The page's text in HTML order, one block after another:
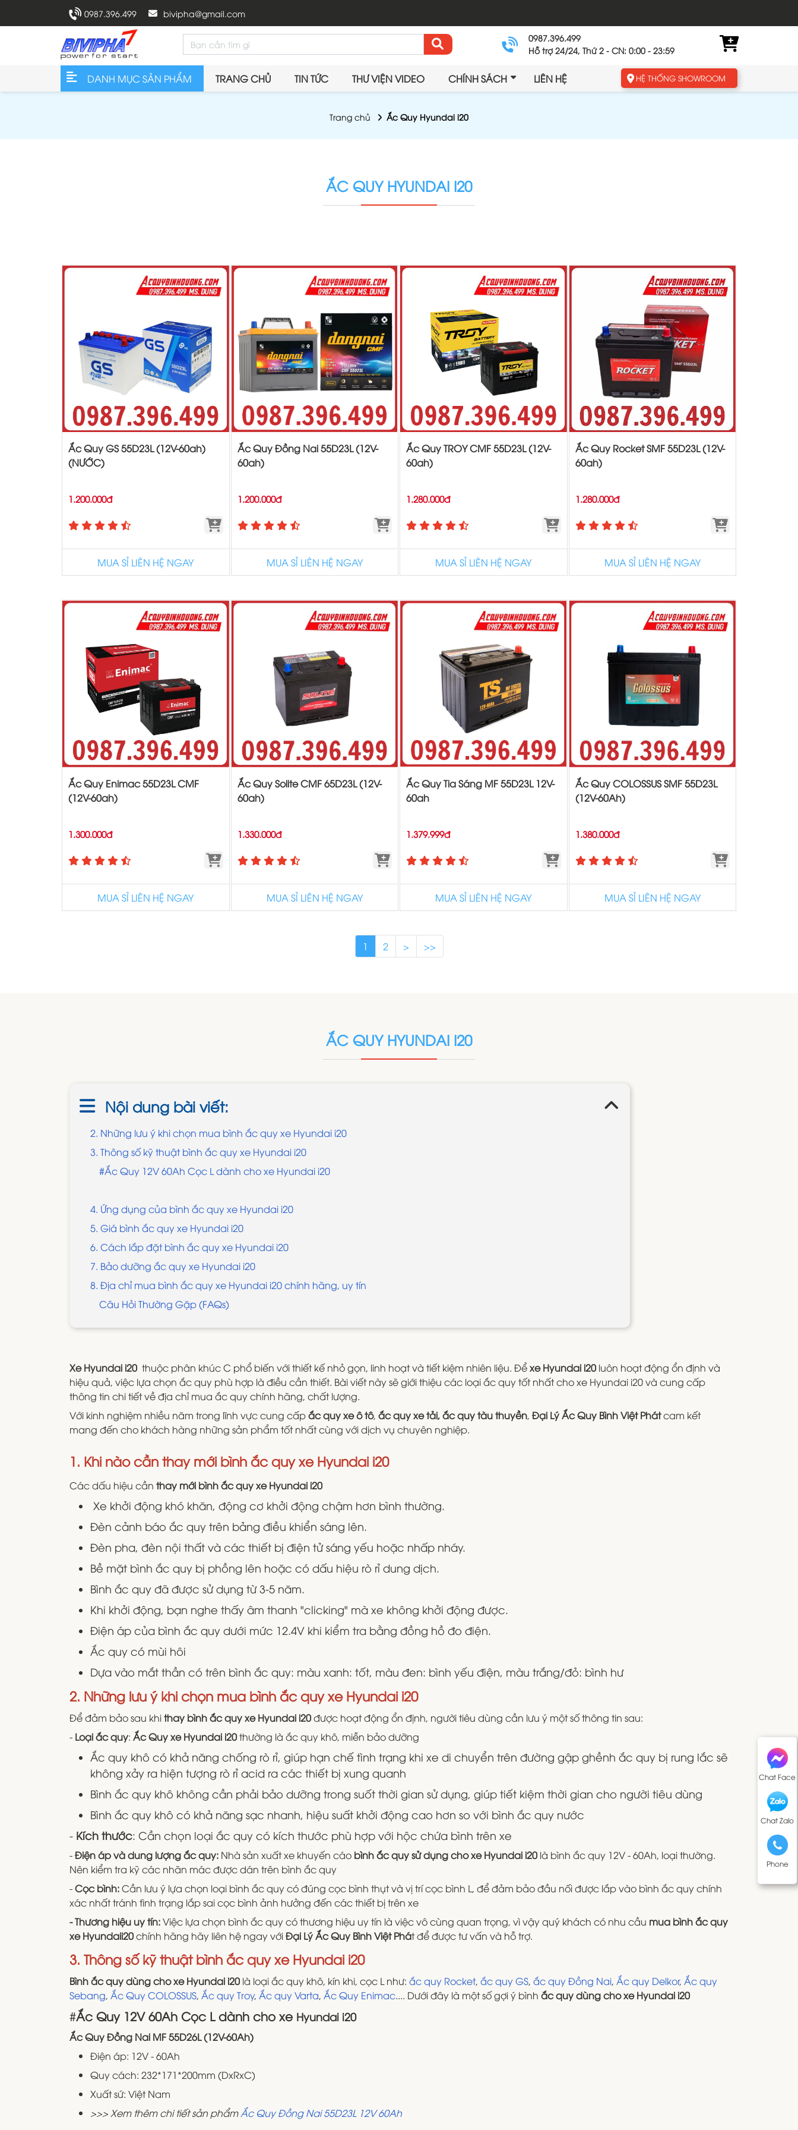
0987.396.499 bivipha@gmail.com
0987.396.499
Hỗ trợ 24/24, Thứ 2 - CN: 0:00 - 23:59
DANH MỤC SẢN PHẨM TRANG CHỦ TIN TỨC THƯ VIỆN VIDEO CHÍNH SÁCH LIÊN HỆ HỆ THỐNG SHOWROOM
Chat Face
Chat Zalo
Phone
Trang chủ Ắc Quy Hyundai i20
ẮC QUY HYUNDAI I20
Ắc Quy GS 55D23L (12V-60ah)
(NƯỚC)
1.200.000đ
MUA SỈ LIÊN HỆ NGAY
Ắc Quy Đồng Nai 55D23L (12V-
60ah)
1.200.000đ
MUA SỈ LIÊN HỆ NGAY
Ắc Quy TROY CMF 55D23L (12V-
60ah)
1.280.000đ
MUA SỈ LIÊN HỆ NGAY
Ắc Quy Rocket SMF 55D23L (12V-
60ah)
1.280.000đ
MUA SỈ LIÊN HỆ NGAY
Ắc Quy Enimac 55D23L CMF
(12V-60ah)
1.300.000đ
MUA SỈ LIÊN HỆ NGAY
Ắc Quy Solite CMF 65D23L (12V-
60ah)
1.330.000đ
MUA SỈ LIÊN HỆ NGAY
Ắc Quy Tia Sáng MF 55D23L 12V-
60ah
1.379.999đ
MUA SỈ LIÊN HỆ NGAY
Ắc Quy COLOSSUS SMF 55D23L
(12V-60Ah)
1.380.000đ
MUA SỈ LIÊN HỆ NGAY
1 2 > >>
ẮC QUY HYUNDAI I20
Nội dung bài viết:
2. Những lưu ý khi chọn mua bình ắc quy xe Hyundai i20
3. Thông số kỹ thuật bình ắc quy xe Hyundai i20
#Ắc Quy 12V 60Ah Cọc L dành cho xe Hyundai i20
4. Ứng dụng của bình ắc quy xe Hyundai i20
5. Giá bình ắc quy xe Hyundai i20
6. Cách lắp đặt bình ắc quy xe Hyundai i20
7. Bảo dưỡng ắc quy xe Hyundai i20
8. Địa chỉ mua bình ắc quy xe Hyundai i20 chính hãng, uy tín
Câu Hỏi Thường Gặp (FAQs)
Xe Hyundai i20 thuộc phân khúc C phổ biến với thiết kế nhỏ gọn, linh hoạt và tiết kiệm nhiên liệu. Đểxe Hyundai i20 luôn hoạt động ổn định và
hiệu quả, việc lựa chọn ắc quy phù hợp là điều cần thiết. Bài viết này sẽ giới thiệu các loại ắc quy tốt nhất cho xe Hyundai i20 và cung cấp
thông tin chi tiết về địa chỉ mua ắc quy chính hãng, chất lượng.
Với kinh nghiệm nhiều năm trong lĩnh vực cung cấpắc quy xe ô tô, ắc quy xe tải,ắc quy tàu thuyền, Đại Lý Ắc Quy Bình Việt Phátcam kết
mang đến cho khách hàng những sản phẩm tốt nhất cùng với dịch vụ chuyên nghiệp.
1. Khi nào cần thay mới bình ắc quy xe Hyundai i20
Các dấu hiệu cần thay mới bình ắc quy xe Hyundai i20
Xe khởi động khó khăn, động cơ khởi động chậm hơn bình thường.
Đèn cảnh báo ắc quy trên bảng điều khiển sáng lên.
Đèn pha, đèn nội thất và các thiết bị điện tử sáng yếu hoặc nhấp nháy.
Bề mặt bình ắc quy bị phồng lên hoặc có dấu hiệu rò rỉ dung dịch.
Bình ắc quy đã được sử dụng từ 3-5 năm.
Khi khởi động, bạn nghe thấy âm thanh "clicking" mà xe không khởi động được.
Điện áp của bình ắc quy dưới mức 12.4V khi kiểm tra bằng đồng hồ đo điện.
Ắc quy có mùi hôi
Dựa vào mắt thần có trên bình ắc quy: màu xanh: tốt, màu đen: bình yếu điện, màu trắng/đỏ: bình hư
2. Những lưu ý khi chọn mua bình ắc quy xe Hyundai i20
Để đảm bảo sau khithay bình ắc quy xe Hyundai i20được hoạt động ổn định, người tiêu dùng cần lưu ý một số thông tin sau:
- Loại ắc quy: Ắc Quy xe Hyundai i20thường là ắc quy khô, miễn bảo dưỡng
Ắc quy khô có khả năng chống rò rỉ, giúp hạn chế tình trạng khi xe di chuyển trên đường gập ghềnh ắc quy bị rung lắc sẽ
không xảy ra hiện tượng rò rỉ acid ra các thiết bị xung quanh
Bình ắc quy khô không cần phải bảo dưỡng trong suốt thời gian sử dụng, giúp tiết kiệm thời gian cho người tiêu dùng
Bình ắc quy khô có khả năng sạc nhanh, hiệu suất khởi động cao hơn so với bình ắc quy nước
- Kích thước: Cần chọn loại ắc quy có kích thước phù hợp với hộc chứa bình trên xe
-Điện áp và dung lượng ắc quy: Nhà sản xuất xe khuyến cáo bình ắc quy sử dụng cho xe Hyundai i20 là bình ắc quy 12V - 60Ah, loại thường.
Nên kiểm tra kỹ các nhãn mác được dán trên bình ắc quy
-Cọc bình:Cần lưu ý lựa chọn loại bình ắc quy có đúng cọc bình thụt và vị trí cọc bình L, để đảm bảo đầu nối được lắp vào bình ắc quy chính
xác nhất tránh tình trạng lắp sai cọc bình ảnh hưởng đến các thiết bị trên xe
- Thương hiệu uy tín:Việc lựa chọn bình ắc quy có thương hiệu uy tín là việc vô cùng quan trọng, vì vậy quý khách có nhu cầu mua bình ắc quy
xe Hyundaii20chính hãng hãy liên hệ ngay vớiĐại Lý Ắc Quy Bình Việt Phát để được tư vấn và hỗ trợ.
3. Thông số kỹ thuật bình ắc quy xe Hyundai i20
Bình ắc quy dùng cho xe Hyundai i20 là loại ắc quy khô, kín khi, cọc L như: ắc quy Rocket, ắc quy GS, ắc quy Đồng Nai, Ắc quy Delkor, Ắc quy
Sebang, Ắc Quy COLOSSUS, Ắc quy Troy, Ắc quy Varta, Ắc Quy Enimac.... Dưới đây là một số gợi ý bình ắc quy dùng cho xe Hyundai i20
#Ắc Quy 12V 60Ah Cọc L dành cho xe Hyundai i20
Ắc Quy Đồng Nai MF 55D26L (12V-60Ah)
Điện áp: 12V - 60Ah
Quy cách: 232*171*200mm (DxRxC)
Xuất sứ: Việt Nam
>>> Xem thêm chi tiết sản phẩmẮc Quy Đồng Nai 55D23L 12V 60Ah